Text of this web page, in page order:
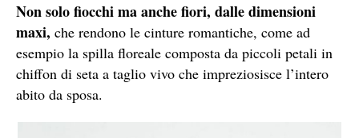
Non solo fiocchi ma anche fiori, dalle dimensioni
maxi, che rendono le cinture romantiche, come ad
esempio la spilla floreale composta da piccoli petali in
chiffon di seta a taglio vivo che impreziosisce l’intero
abito da sposa.